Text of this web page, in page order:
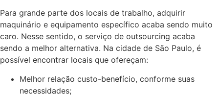
Para grande parte dos locais de trabalho, adquirir
maquinário e equipamento específico acaba sendo muito
caro. Nesse sentido, o serviço de outsourcing acaba
sendo a melhor alternativa. Na cidade de São Paulo, é
possível encontrar locais que ofereçam:
Melhor relação custo-benefício, conforme suas
necessidades;